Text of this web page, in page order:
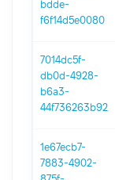
bdde-
f6f14d5e0080
7014dc5f-
db0d-4928-
b6a3-
44f736263b92
1e67ecb7-
7883-4902-